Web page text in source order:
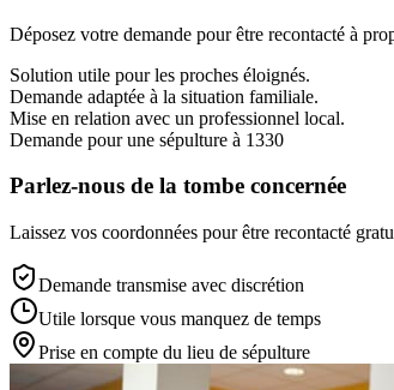
Déposez votre demande pour être recontacté à
Solution utile pour les proches éloignés.
Demande adaptée à la situation familiale.
Mise en relation avec un professionnel local.
Demande pour une sépulture à 1330
Parlez-nous de la tombe concernée
Laissez vos coordonnées pour être recontacté
Demande transmise avec discrétion
Utile lorsque vous manquez de temps
Prise en compte du lieu de sépulture